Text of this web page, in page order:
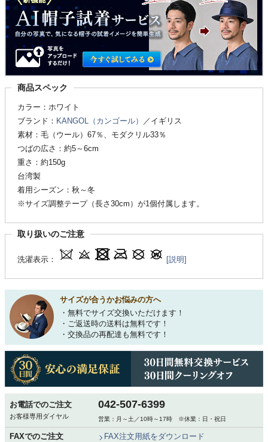
商品スペック
カラー：ホワイト
ブランド： KANGOL（カンゴール）
／イギリス
素材：毛（ウール）67％、モダクリル33％
つばの広さ：約5～6cm
重さ：約150g
台湾製
着用シーズン：秋～冬
※サイズ調整テープ（長さ30cm）が1個付属します。
取り扱いのご注意
洗濯表示： [説明]
サイズが合うかお悩みの方へ
・無料でサイズ交換いただけます！
・ご返送時の送料は無料です！
・交換品の再配達も無料です！
お電話でのご注文
お客様専用ダイヤル
042-507-6399
営業：月～土／10時～17時 ※休業：日・祝日
FAXでのご注文
FAX注文用紙をダウンロード